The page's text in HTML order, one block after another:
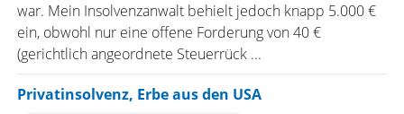
war. Mein Insolvenzanwalt behielt jedoch knapp 5.000 €
ein, obwohl nur eine offene Forderung von 40 €
(gerichtlich angeordnete Steuerrück ...
Privatinsolvenz, Erbe aus den USA